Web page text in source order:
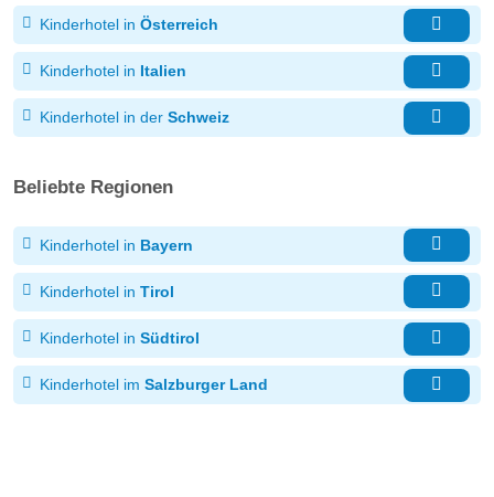
Kinderhotel in Österreich
Kinderhotel in Italien
Kinderhotel in der Schweiz
Beliebte Regionen
Kinderhotel in Bayern
Kinderhotel in Tirol
Kinderhotel in Südtirol
Kinderhotel im Salzburger Land